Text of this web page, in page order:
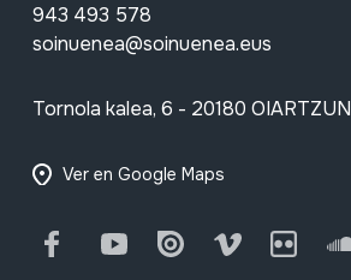
943 493 578
soinuenea@soinuenea.eus
Tornola kalea, 6 - 20180 OIARTZUN
Ver en Google Maps
FacebookYoutube Issuu Vimeo Flickr